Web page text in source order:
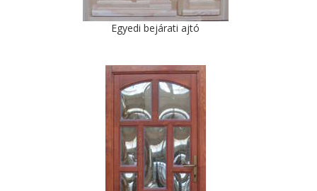
Egyedi bejárati ajtó